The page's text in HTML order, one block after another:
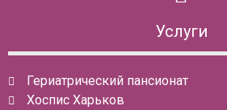
Услуги
Гериатрический пансионат
Хоспис Харьков